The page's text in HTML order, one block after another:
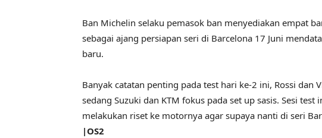
Ban Michelin selaku pemasok ban menyediakan empat
sebagai ajang persiapan seri di Barcelona 17 Juni
baru.
Banyak catatan penting pada test hari ke-2 ini, Rossi dan
sedang Suzuki dan KTM fokus pada set up sasis. Sesi
melakukan riset ke motornya agar supaya nanti di seri
|OS2